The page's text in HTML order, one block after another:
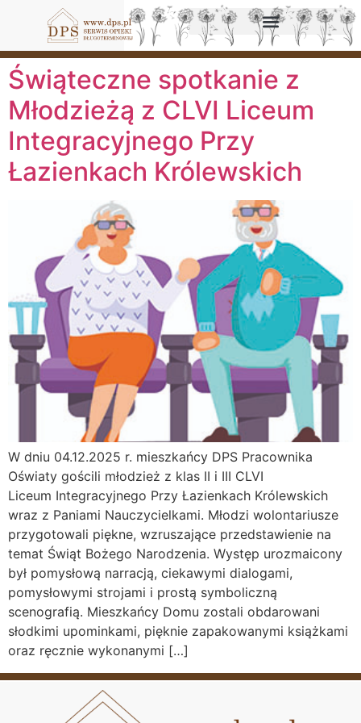
Świąteczne spotkanie z
Młodzieżą z CLVI Liceum
Integracyjnego Przy
Łazienkach Królewskich
W dniu 04.12.2025 r. mieszkańcy DPS Pracownika
Oświaty gościli młodzież z klas II i III CLVI
Liceum Integracyjnego Przy Łazienkach Królewskich
wraz z Paniami Nauczycielkami. Młodzi wolontariusze
przygotowali piękne, wzruszające przedstawienie na
temat Świąt Bożego Narodzenia. Występ urozmaicony
był pomysłową narracją, ciekawymi dialogami,
pomysłowymi strojami i prostą symboliczną
scenografią. Mieszkańcy Domu zostali obdarowani
słodkimi upominkami, pięknie zapakowanymi książkami
oraz ręcznie wykonanymi […]